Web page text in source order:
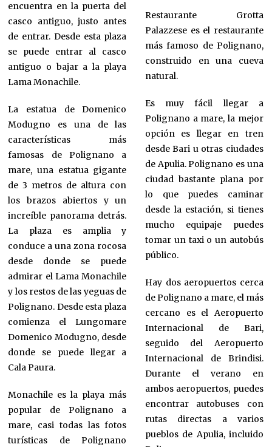
encuentra en la puerta del
casco antiguo, justo antes
de entrar. Desde esta plaza
se puede entrar al casco
antiguo o bajar a la playa
Lama Monachile.
La estatua de Domenico
Modugno es una de las
características más
famosas de Polignano a
mare, una estatua gigante
de 3 metros de altura con
los brazos abiertos y un
increíble panorama detrás.
La plaza es amplia y
conduce a una zona rocosa
desde donde se puede
admirar el Lama Monachile
y los restos de las yeguas de
Polignano. Desde esta plaza
comienza el Lungomare
Domenico Modugno, desde
donde se puede llegar a
Cala Paura.
Monachile es la playa más
popular de Polignano a
mare, casi todas las fotos
turísticas de Polignano
Restaurante Grotta
Palazzese es el restaurante
más famoso de Polignano,
construido en una cueva
natural.
Es muy fácil llegar a
Polignano a mare, la mejor
opción es llegar en tren
desde Bari u otras ciudades
de Apulia. Polignano es una
ciudad bastante plana por
lo que puedes caminar
desde la estación, si tienes
mucho equipaje puedes
tomar un taxi o un autobús
público.
Hay dos aeropuertos cerca
de Polignano a mare, el más
cercano es el Aeropuerto
Internacional de Bari,
seguido del Aeropuerto
Internacional de Brindisi.
Durante el verano en
ambos aeropuertos, puedes
encontrar autobuses con
rutas directas a varios
pueblos de Apulia, incluido